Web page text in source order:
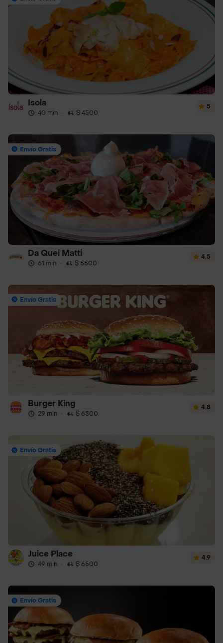
Isola
40 min · $ 4500
5
Envío Gratis
Da Quei Matti
61 min · $ 5500
4.5
Envío Gratis
Burger King
29 min · $ 6500
4.8
Envío Gratis
Juice Place
49 min · $ 6500
4.9
Envío Gratis